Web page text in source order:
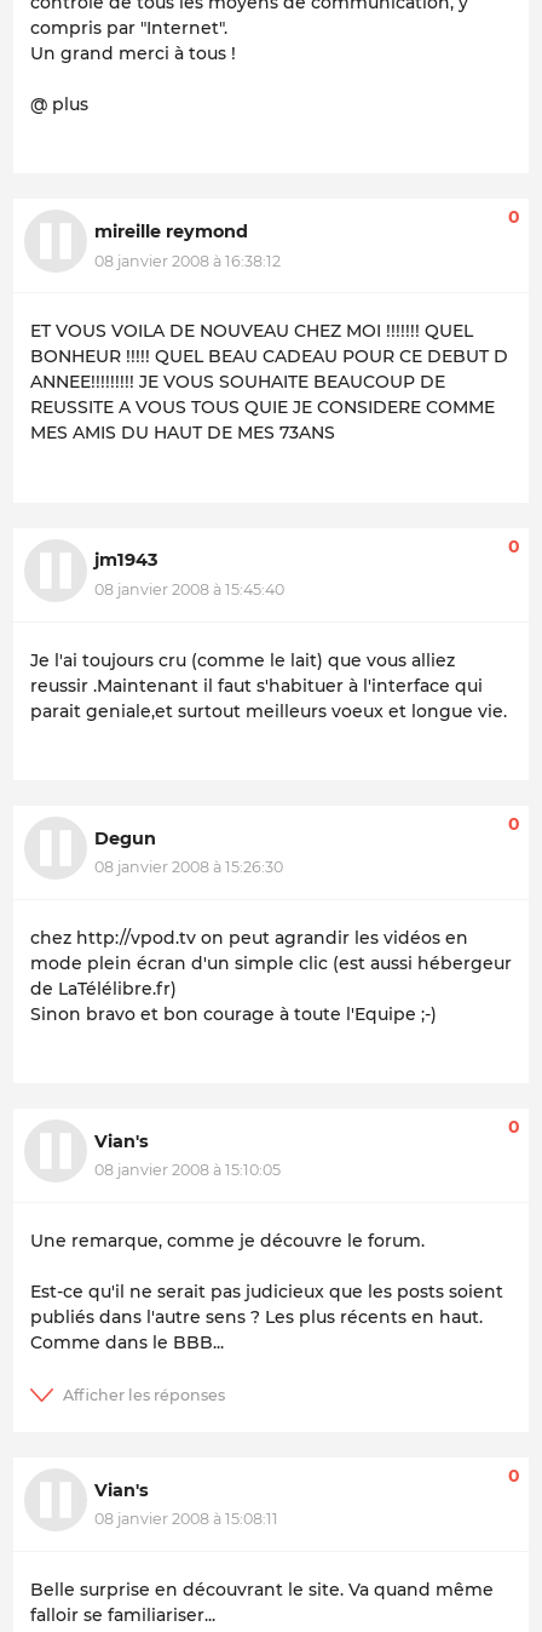
compris par "Internet".
Un grand merci à tous !
@ plus
mireille reymond
08 janvier 2008 à 16:38:12
0
ET VOUS VOILA DE NOUVEAU CHEZ MOI !!!!!!! QUEL
BONHEUR !!!!! QUEL BEAU CADEAU POUR CE DEBUT D
ANNEE!!!!!!!!! JE VOUS SOUHAITE BEAUCOUP DE
REUSSITE A VOUS TOUS QUIE JE CONSIDERE COMME
MES AMIS DU HAUT DE MES 73ANS
jm1943
08 janvier 2008 à 15:45:40
0
Je l'ai toujours cru (comme le lait) que vous alliez
reussir .Maintenant il faut s'habituer à l'interface qui
parait geniale,et surtout meilleurs voeux et longue vie.
Degun
08 janvier 2008 à 15:26:30
0
chez http://vpod.tv on peut agrandir les vidéos en
mode plein écran d'un simple clic (est aussi hébergeur
de LaTélélibre.fr)
Sinon bravo et bon courage à toute l'Equipe ;-)
Vian's
08 janvier 2008 à 15:10:05
0
Une remarque, comme je découvre le forum.
Est-ce qu'il ne serait pas judicieux que les posts soient
publiés dans l'autre sens ? Les plus récents en haut.
Comme dans le BBB...
Vian's
08 janvier 2008 à 15:08:11
0
Belle surprise en découvrant le site. Va quand même
falloir se familiariser...